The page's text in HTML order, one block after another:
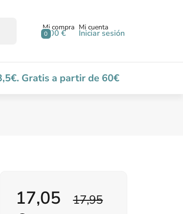
0
Mi compra
0,00 €
Mi cuenta
Iniciar sesión
Gratis a partir de 60€
17,95
17,05